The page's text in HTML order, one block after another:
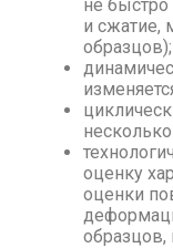
не
и сжатие,
образцов);
несколько
оценку
оценки
образцов,